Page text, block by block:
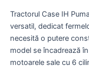
Tractorul Case IH
versatil, dedicat
necesită o putere
model se încadrează
motoarele sale cu 6